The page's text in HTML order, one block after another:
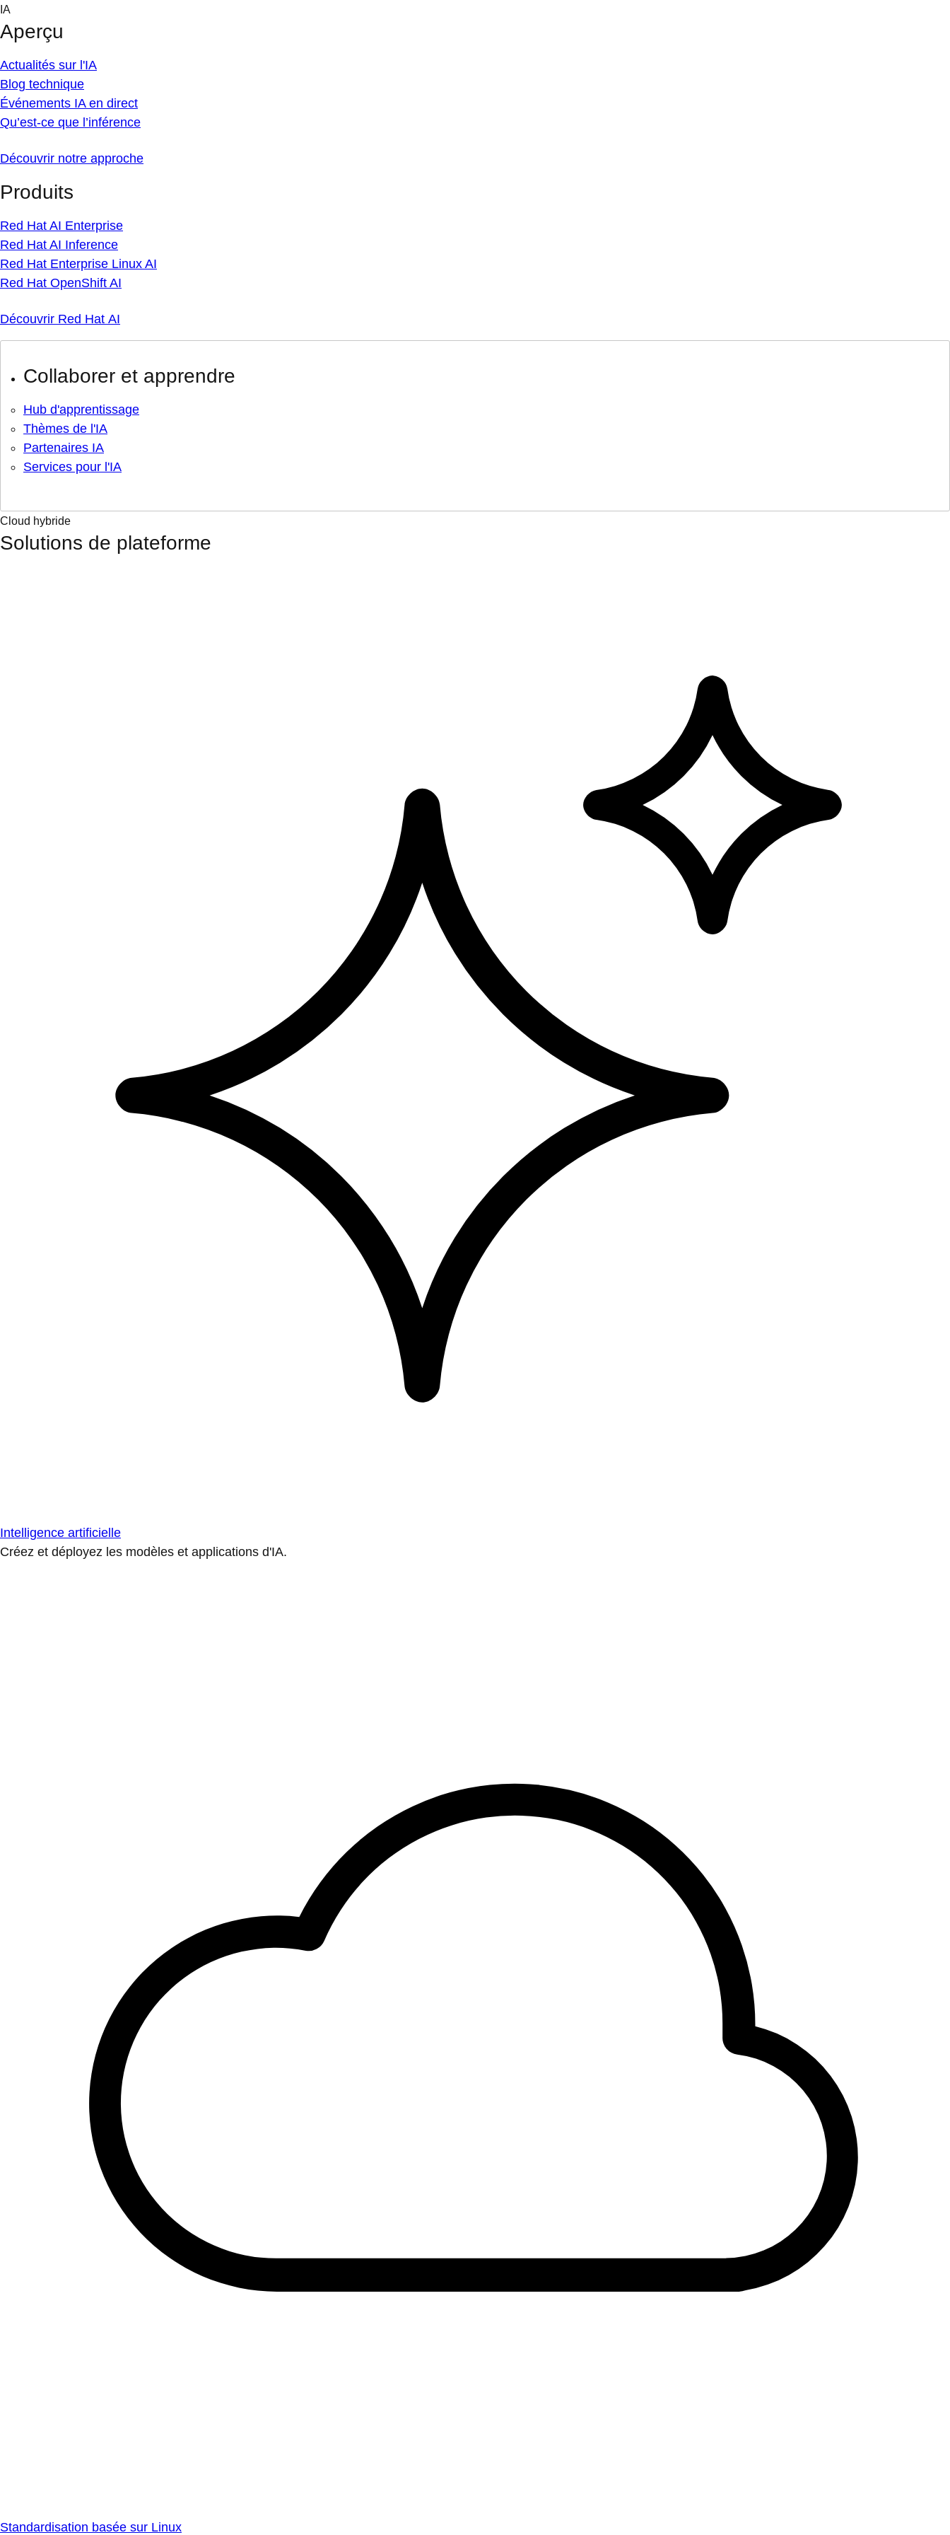
Skip
content
IA
Aperçu
Actualités sur l'IA
Blog technique
Événements IA en direct
Qu’est-ce que l’inférence
Découvrir notre approche
Produits
Red Hat AI Enterprise
Red Hat AI Inference
Red Hat Enterprise Linux AI
Red Hat OpenShift AI
Découvrir Red Hat AI
Collaborer et apprendre
Hub d'apprentissage
Thèmes de l'IA
Partenaires IA
Services pour l'IA
Cloud hybride
Solutions de plateforme
Intelligence artificielle
Créez et déployez les modèles et applications d'IA.
Standardisation basée sur Linux